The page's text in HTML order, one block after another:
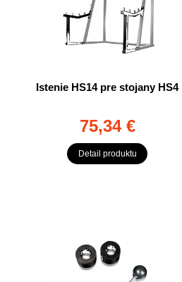
Istenie HS14 pre stojany HS4
75,34 €
Detail produktu